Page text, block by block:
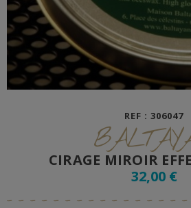
REF : 306047
CIRAGE MIROIR
32,00 €